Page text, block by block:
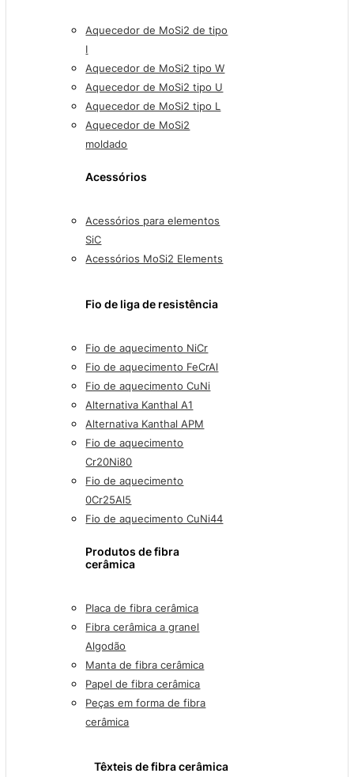
Aquecedor de MoSi2 de tipo
I
Aquecedor de MoSi2 tipo W
Aquecedor de MoSi2 tipo U
Aquecedor de MoSi2 tipo L
Aquecedor de MoSi2
moldado
Acessórios
Acessórios para elementos
SiC
Acessórios MoSi2 Elements
Fio de liga de resistência
Fio de aquecimento NiCr
Fio de aquecimento FeCrAl
Fio de aquecimento CuNi
Alternativa Kanthal A1
Alternativa Kanthal APM
Fio de aquecimento
Cr20Ni80
Fio de aquecimento
0Cr25Al5
Fio de aquecimento CuNi44
Produtos de fibra
cerâmica
Placa de fibra cerâmica
Fibra cerâmica a granel
Algodão
Manta de fibra cerâmica
Papel de fibra cerâmica
Peças em forma de fibra
cerâmica
Têxteis de fibra cerâmica